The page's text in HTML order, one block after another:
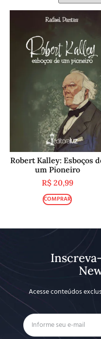
Robert Kalley: Esboços
um Pioneiro
R$20,99
COMPRAR
Acesse conteúdos